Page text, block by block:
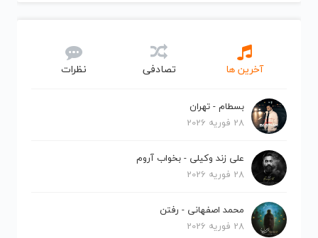
آخرین ها تصادفی نظرات
بسطام - تهران
28 فوریه 2026
علی زند وکیلی - بخواب آروم
28 فوریه 2026
محمد اصفهانی - رفتن
28 فوریه 2026